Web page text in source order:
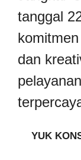
tanggal
dan
YUK